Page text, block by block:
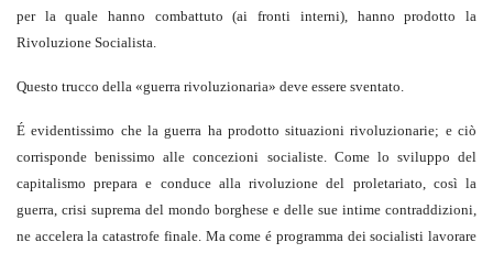
per la quale hanno combattuto (ai fronti interni), hanno prodotto la
Rivoluzione Socialista.
Questo trucco della «guerra rivoluzionaria» deve essere sventato.
É evidentissimo che la guerra ha prodotto situazioni rivoluzionarie; e ciò
corrisponde benissimo alle concezioni socialiste. Come lo sviluppo del
capitalismo prepara e conduce alla rivoluzione del proletariato, così la
guerra, crisi suprema del mondo borghese e delle sue intime contraddizioni,
ne accelera la catastrofe finale. Ma come é programma dei socialisti lavo­rare